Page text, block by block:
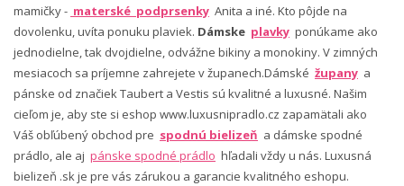
mamičky - materské podprsenky Anita a iné. Kto pôjde na
dovolenku, uvíta ponuku plaviek. Dámske plavky ponúkame ako
jednodielne, tak dvojdielne, odvážne bikiny a monokiny. V zimných
mesiacoch sa príjemne zahrejete v županech.Dámské župany a
pánske od značiek Taubert a Vestis sú kvalitné a luxusné. Našim
cieľom je, aby ste si eshop www.luxusnipradlo.cz zapamätali ako
Váš obľúbený obchod pre spodnú bielizeň a dámske spodné
prádlo, ale aj pánske spodné prádlo hľadali vždy u nás. Luxusná
bielizeň .sk je pre vás zárukou a garancie kvalitného eshopu.